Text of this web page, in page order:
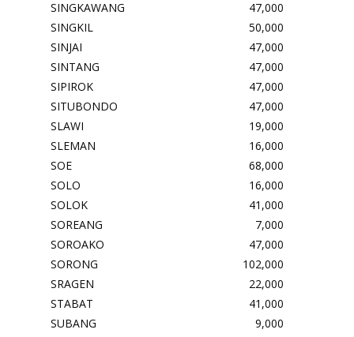
SINGKAWANG
47,000
SINGKIL
50,000
SINJAI
47,000
SINTANG
47,000
SIPIROK
47,000
SITUBONDO
47,000
SLAWI
19,000
SLEMAN
16,000
SOE
68,000
SOLO
16,000
SOLOK
41,000
SOREANG
7,000
SOROAKO
47,000
SORONG
102,000
SRAGEN
22,000
STABAT
41,000
SUBANG
9,000